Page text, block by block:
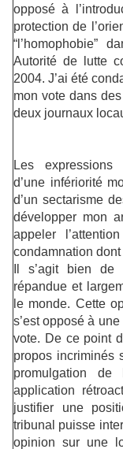
opposé à
protection de
“l’homophobie”
Autorité de lutte
2004. J’ai été
mon vote dans
deux journaux
Les expressions
d’une infériorité
d’un sectarisme
développer mon
appeler
condamnation
Il s’agit bien de
répandue et
le monde. Cette
s’est opposé à
vote. De ce point
propos incriminés
promulgation
application
justifier une
tribunal puisse
opinion sur une